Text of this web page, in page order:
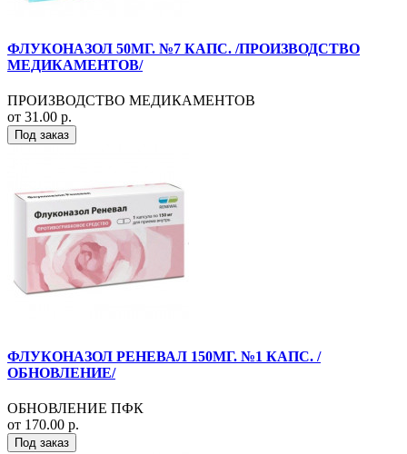
ФЛУКОНАЗОЛ 50МГ. №7 КАПС. /ПРОИЗВОДСТВО
МЕДИКАМЕНТОВ/
ПРОИЗВОДСТВО МЕДИКАМЕНТОВ
от 31.00 р.
Под заказ
ФЛУКОНАЗОЛ РЕНЕВАЛ 150МГ. №1 КАПС. /
ОБНОВЛЕНИЕ/
ОБНОВЛЕНИЕ ПФК
от 170.00 р.
Под заказ